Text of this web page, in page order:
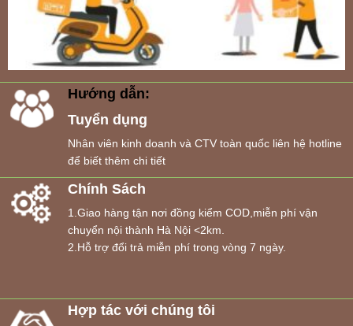
Hướng dẫn:
Tuyển dụng
Nhân viên kinh doanh và CTV toàn quốc liên hệ hotline
để biết thêm chi tiết
Chính Sách
1.Giao hàng tận nơi đồng kiểm COD,miễn phí vận
chuyển nội thành Hà Nội <2km.
2.Hỗ trợ đổi trả miễn phí trong vòng 7 ngày.
Hợp tác với chúng tôi